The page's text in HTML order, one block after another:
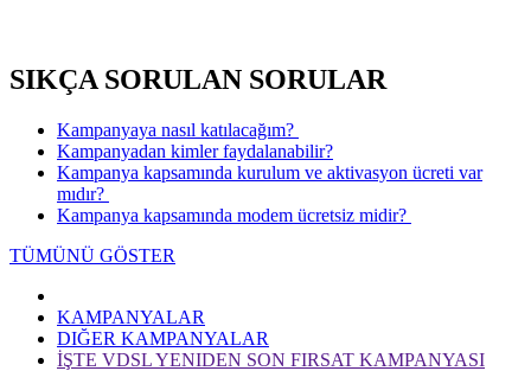
SIKÇA SORULAN SORULAR
​Kampanyaya nasıl katılacağım? ​
​Kampanyadan kimler faydalanabilir?
​Kampanya kapsamında kurulum ve aktivasyon ücreti var
mıdır? ​
​Kampanya kapsamında modem ücretsiz midir? ​​
TÜMÜNÜ GÖSTER
KAMPANYALAR
DIĞER KAMPANYALAR
İŞTE VDSL YENIDEN SON FIRSAT KAMPANYASI